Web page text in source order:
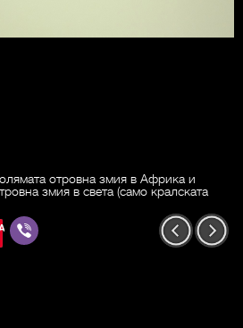
отровна змия в Африка и
змия в света (само кралската